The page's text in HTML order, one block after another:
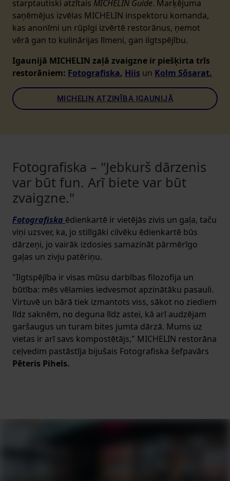
starptautiski atzītais MICHELIN Guide. Marķējuma
saņēmējus izvēlas MICHELIN inspektoru komanda,
kas anonīmi un rūpīgi izvērtē restorānus, ņemot
vērā gan to kulinārijas līmeni, gan ilgtspējību.
Igaunijā MICHELIN zaļā zvaigzne ir piešķirta trīs
restorāniem: Fotografiska, Hiis un Kolm Sõsarat.
MICHELIN ATZINĪBA IGAUNIJĀ
Fotografiska – "Jebkurš dārzenis
var būt fun. Arī biete var būt
zvaigzne."
Fotografiska ēdienkartē ir vietējās zivis un gaļa, taču
viņi uzsver, ka, jo stilīgāki cilvēku ēdienkartē būs
dārzeņi, jo vairāk izdosies samazināt pārmērīgo
gaļas un zivju patēriņu.
"Ilgtspējība ir visas mūsu darbības filozofija un
būtība: mēs vēlamies iedvesmot apzinātāku pasauli.
Virtuvē un bārā tiek izmantots viss, sākot no ziediem
līdz saknēm, no deguna līdz astei, kā arī audzējam
garšaugus un turam bites jumta dārzā. Mums uz
vietas ir arī savs kompostētājs," MICHELIN restorāna
ceļvedim pastāstīja bijušais Fotografiska šefpavārs
Pēteris Pihels.